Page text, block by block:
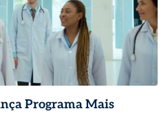
Programa Mais